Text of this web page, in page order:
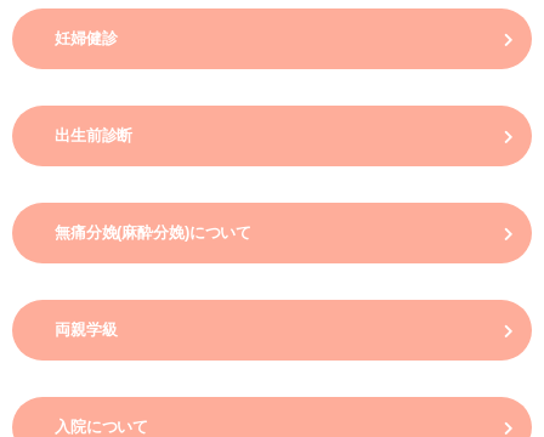
妊婦健診
出生前診断
無痛分娩(麻酔分娩)について
両親学級
入院について